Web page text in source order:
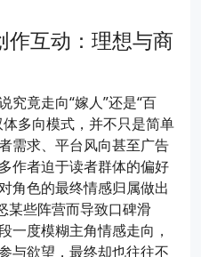
作互动：理想与商
究竟走向“嫁人”还是“百
多向模式，并不只是简单
需求、平台风向甚至广告
作者迫于读者群体的偏好
角色的最终情感归属做出
某些阵营而导致口碑滑
一度模糊主角情感走向，
与欲望，最终却也往往不